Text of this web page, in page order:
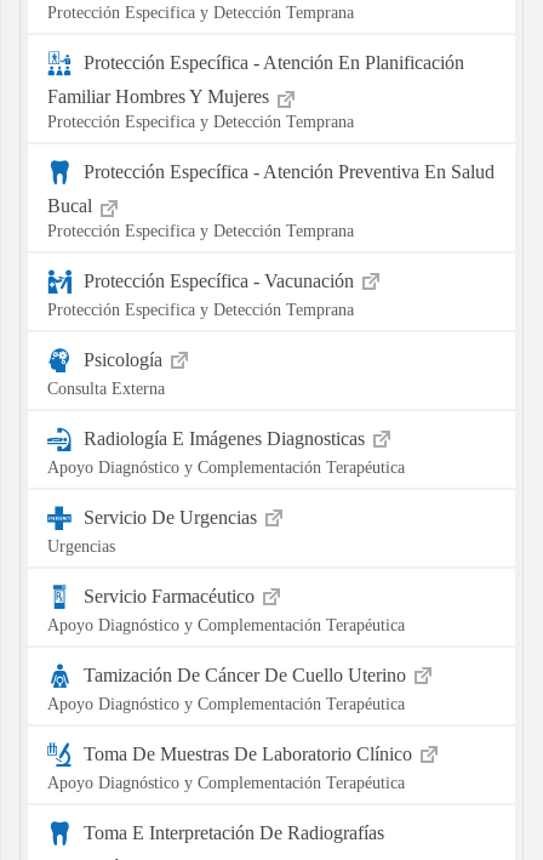
Protección Especifica y Detección Temprana
Protección Específica - Atención En Planificación
Familiar Hombres Y Mujeres
Protección Especifica y Detección Temprana
Protección Específica - Atención Preventiva En Salud
Bucal
Protección Especifica y Detección Temprana
Protección Específica - Vacunación
Protección Especifica y Detección Temprana
Psicología
Consulta Externa
Radiología E Imágenes Diagnosticas
Apoyo Diagnóstico y Complementación Terapéutica
Servicio De Urgencias
Urgencias
Servicio Farmacéutico
Apoyo Diagnóstico y Complementación Terapéutica
Tamización De Cáncer De Cuello Uterino
Apoyo Diagnóstico y Complementación Terapéutica
Toma De Muestras De Laboratorio Clínico
Apoyo Diagnóstico y Complementación Terapéutica
Toma E Interpretación De Radiografías